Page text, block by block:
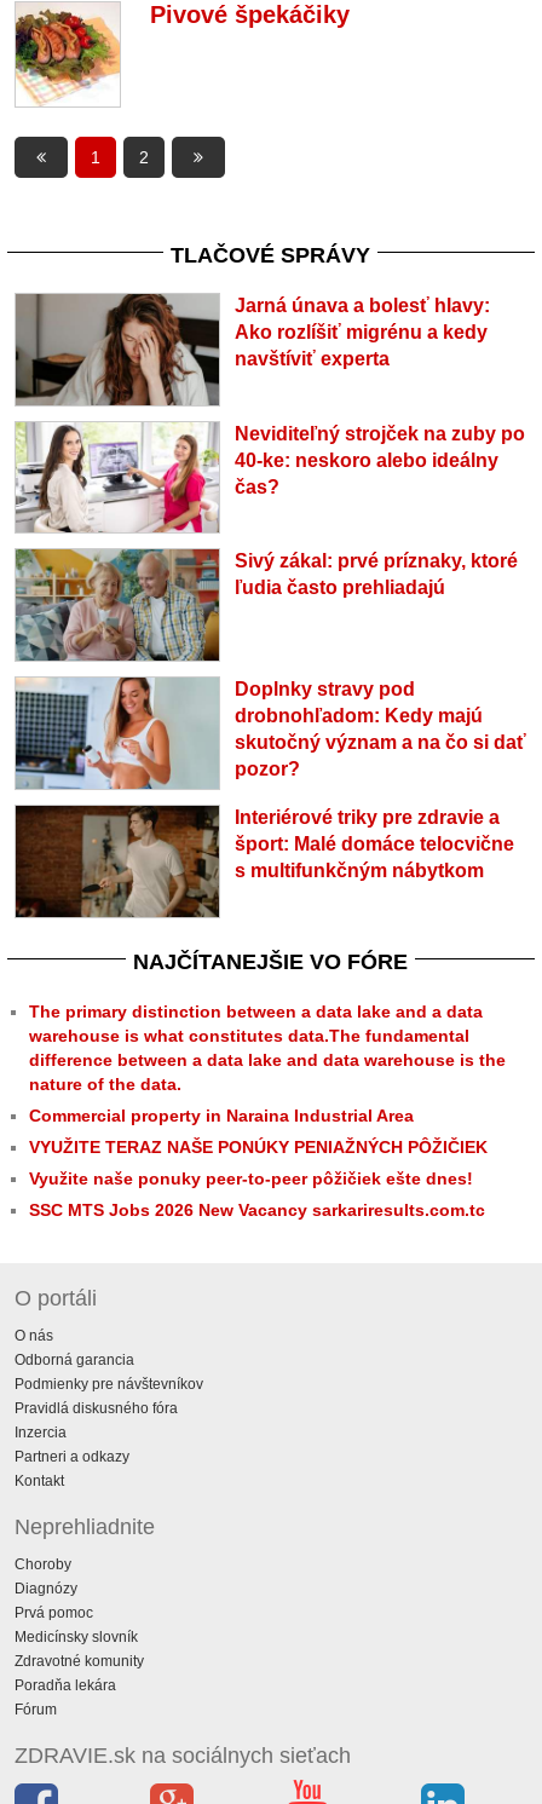
Pivové špekáčiky
1 2
TLAČOVÉ SPRÁVY
Jarná únava a bolesť hlavy:
Ako rozlíšiť migrénu a kedy
navštíviť experta
Neviditeľný strojček na zuby po
40-ke: neskoro alebo ideálny
čas?
Sivý zákal: prvé príznaky, ktoré
ľudia často prehliadajú
Doplnky stravy pod
drobnohľadom: Kedy majú
skutočný význam a na čo si dať
pozor?
Interiérové triky pre zdravie a
šport: Malé domáce telocvične
s multifunkčným nábytkom
NAJČÍTANEJŠIE VO FÓRE
The primary distinction between a data lake and a data
warehouse is what constitutes data.The fundamental
difference between a data lake and data warehouse is the
nature of the data.
Commercial property in Naraina Industrial Area
VYUŽITE TERAZ NAŠE PONÚKY PENIAŽNÝCH PÔŽIČIEK
Využite naše ponuky peer-to-peer pôžičiek ešte dnes!
SSC MTS Jobs 2026 New Vacancy sarkariresults.com.tc
O portáli
O nás
Odborná garancia
Podmienky pre návštevníkov
Pravidlá diskusného fóra
Inzercia
Partneri a odkazy
Kontakt
Neprehliadnite
Choroby
Diagnózy
Prvá pomoc
Medicínsky slovník
Zdravotné komunity
Poradňa lekára
Fórum
ZDRAVIE.sk na sociálnych sieťach